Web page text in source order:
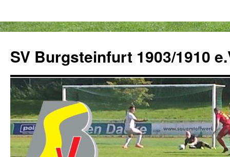
springen
SV Burgsteinfurt 1903/1910